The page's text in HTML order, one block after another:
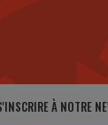
À NOTRE